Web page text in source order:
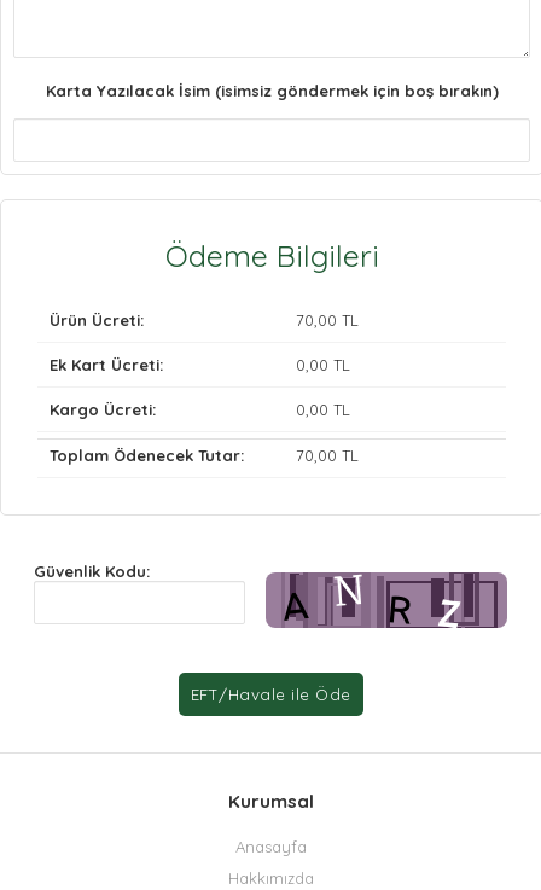
Karta Yazılacak İsim (isimsiz göndermek için boş bırakın)
Ödeme Bilgileri
Ürün Ücreti: 70 ,00 TL
Ek Kart Ücreti: 0 ,00 TL
Kargo Ücreti: 0 ,00 TL
Toplam Ödenecek Tutar: 70 ,00 TL
Güvenlik Kodu:
Kurumsal
Anasayfa
Hakkımızda